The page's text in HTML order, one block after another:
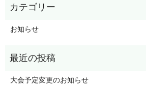
お知らせ
大会予定変更のお知らせ